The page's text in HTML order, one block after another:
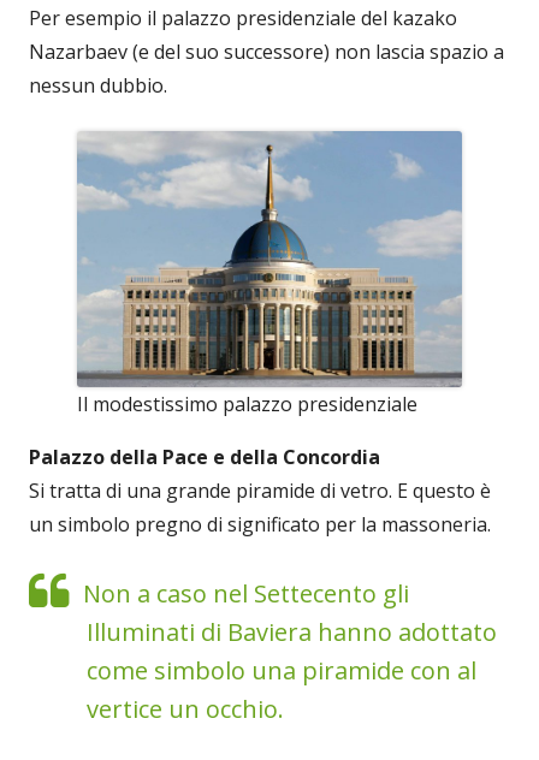
Per esempio il palazzo presidenziale del kazako
Nazarbaev (e del suo successore) non lascia spazio a
nessun dubbio.
Il modestissimo palazzo presidenziale
Palazzo della Pace e della Concordia
Si tratta di una grande piramide di vetro. E questo è
un simbolo pregno di significato per la massoneria.
Non a caso nel Settecento gli
Illuminati di Baviera hanno adottato
come simbolo una piramide con al
vertice un occhio.